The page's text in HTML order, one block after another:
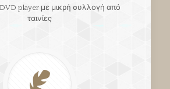
DVD player με μικρή συλλογή από
ταινίες